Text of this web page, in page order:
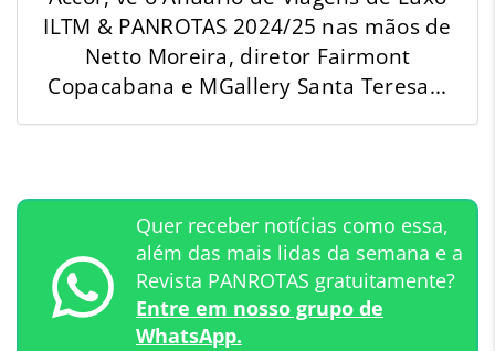
ILTM & PANROTAS 2024/25 nas mãos de
Netto Moreira, diretor Fairmont
Copacabana e MGallery Santa Teresa...
Quer receber notícias como essa,
além das mais lidas da semana e a
Revista PANROTAS gratuitamente?
Entre em nosso grupo de
WhatsApp.